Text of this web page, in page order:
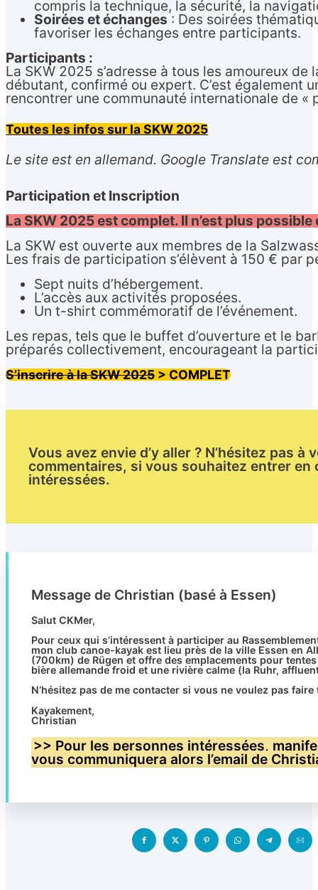
compris la technique, la sécurité, la
Soirées et échanges: Des soirées
favoriser les échanges entre participants.
Participants :
La SKW 2025 s’adresse à tous les amoureux
débutant, confirmé ou expert. C’est également
rencontrer une communauté internationale de
Toutes les infos sur la SKW 2025
Le site est en allemand. Google Translate est
Participation et Inscription
La SKW 2025 est complet. Il n’est plus possible
La SKW est ouverte aux membres de la
Les frais de participation s’élèvent à 150 € par
Sept nuits d’hébergement.
L’accès aux activités proposées.
Un t-shirt commémoratif de l’événement.
Les repas, tels que le buffet d’ouverture et le
préparés collectivement, encourageant la
S’inscrire à la SKW 2025 > COMPLET
Vous avez envie d’y aller ? N’hésitez pas
commentaires, si vous souhaitez entrer en
intéressées.
Message de Christian (basé à Essen)
Salut CKMer,
Pour ceux qui s’intéressent à participer au
mon club canoe-kayak est lieu près de la ville Essen en
(700km) de Rügen et offre des emplacements pour
bière allemande froid et une rivière calme (la Ruhr,
N‘hésitez pas de me contacter si vous ne voulez pas
Kayakement,
Christian
>> Pour les personnes intéressées,
vous communiquera alors l’email de